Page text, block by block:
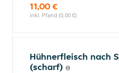
11,00 €
inkl. Pfand (0,00 €)
Hühnerfleisch nach
(scharf)